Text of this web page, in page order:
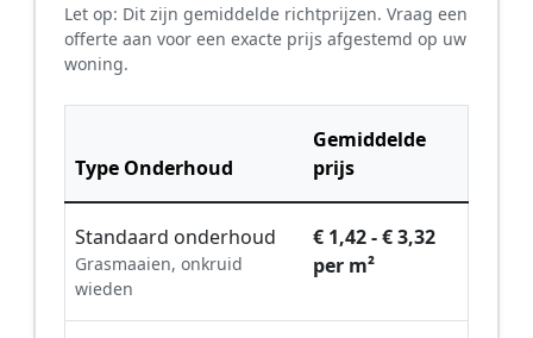
Let op: Dit zijn gemiddelde richtprijzen. Vraag een
offerte aan voor een exacte prijs afgestemd op uw
woning.
Type Onderhoud
Gemiddelde
prijs
Standaard onderhoud
Grasmaaien, onkruid
wieden
€ 1,42 - € 3,32
per m²